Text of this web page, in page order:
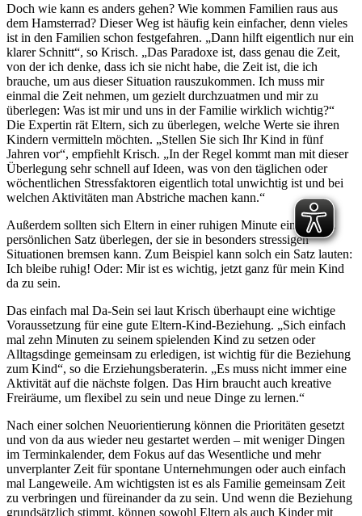
Doch wie kann es anders gehen? Wie kommen Familien raus aus
dem Hamsterrad? Dieser Weg ist häufig kein einfacher, denn vieles
ist in den Familien schon festgefahren. „Dann hilft eigentlich nur ein
klarer Schnitt“, so Krisch. „Das Paradoxe ist, dass genau die Zeit,
von der ich denke, dass ich sie nicht habe, die Zeit ist, die ich
brauche, um aus dieser Situation rauszukommen. Ich muss mir
einmal die Zeit nehmen, um gezielt durchzuatmen und mir zu
überlegen: Was ist mir und uns in der Familie wirklich wichtig?“
Die Expertin rät Eltern, sich zu überlegen, welche Werte sie ihren
Kindern vermitteln möchten. „Stellen Sie sich Ihr Kind in fünf
Jahren vor“, empfiehlt Krisch. „In der Regel kommt man mit dieser
Überlegung sehr schnell auf Ideen, was von den täglichen oder
wöchentlichen Stressfaktoren eigentlich total unwichtig ist und bei
welchen Aktivitäten man Abstriche machen kann.“
Außerdem sollten sich Eltern in einer ruhigen Minute einen ganz
persönlichen Satz überlegen, der sie in besonders stressigen
Situationen bremsen kann. Zum Beispiel kann solch ein Satz lauten:
Ich bleibe ruhig! Oder: Mir ist es wichtig, jetzt ganz für mein Kind
da zu sein.
Das einfach mal Da-Sein sei laut Krisch überhaupt eine wichtige
Voraussetzung für eine gute Eltern-Kind-Beziehung. „Sich einfach
mal zehn Minuten zu seinem spielenden Kind zu setzen oder
Alltagsdinge gemeinsam zu erledigen, ist wichtig für die Beziehung
zum Kind“, so die Erziehungsberaterin. „Es muss nicht immer eine
Aktivität auf die nächste folgen. Das Hirn braucht auch kreative
Freiräume, um flexibel zu sein und neue Dinge zu lernen.“
Nach einer solchen Neuorientierung können die Prioritäten gesetzt
und von da aus wieder neu gestartet werden – mit weniger Dingen
im Terminkalender, dem Fokus auf das Wesentliche und mehr
unverplanter Zeit für spontane Unternehmungen oder auch einfach
mal Langeweile. Am wichtigsten ist es als Familie gemeinsam Zeit
zu verbringen und füreinander da zu sein. Und wenn die Beziehung
grundsätzlich stimmt, können sowohl Eltern als auch Kinder mit